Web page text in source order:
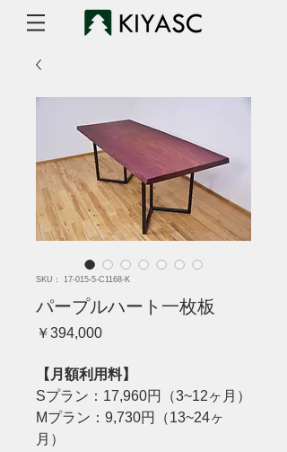
SKU： 17-015-5-C1168-K
パープルハート一枚板
￥394,000価
【月額利用料】
Sプラン：17,960円（3~12ヶ月）
Mプラン：9,730円（13~24ヶ
月）